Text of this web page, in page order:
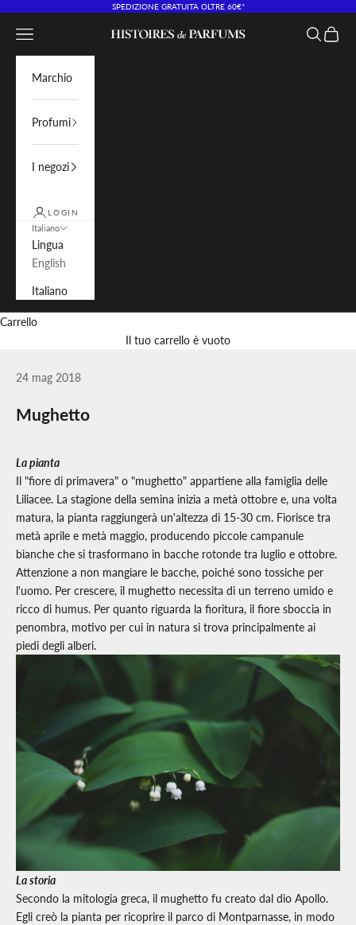
SPEDIZIONE GRATUITA OLTRE 60€*
Histoires de Parfums IT
Menù Cerca
Marchio
Profumi
I negozi
LOGIN
Italiano
Lingua
English
Italiano
Carrello
Il tuo carrello è vuoto
24 mag 2018
Mughetto
La pianta
Il "fiore di primavera" o "mughetto" appartiene alla famiglia delle
Liliacee. La stagione della semina inizia a metà ottobre e, una volta
matura, la pianta raggiungerà un'altezza di 15-30 cm. Fiorisce tra
metà aprile e metà maggio, producendo piccole campanule
bianche che si trasformano in bacche rotonde tra luglio e ottobre.
Attenzione a non mangiare le bacche, poiché sono tossiche per
l'uomo. Per crescere, il mughetto necessita di un terreno umido e
ricco di humus. Per quanto riguarda la fioritura, il fiore sboccia in
penombra, motivo per cui in natura si trova principalmente ai
piedi degli alberi.
La storia
Secondo la mitologia greca, il mughetto fu creato dal dio Apollo.
Egli creò la pianta per ricoprire il parco di Montparnasse, in modo